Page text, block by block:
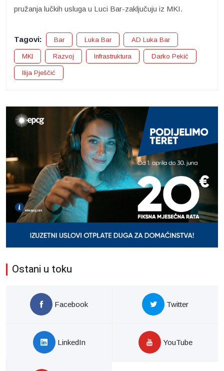
pružanja lučkih usluga u Luci Bar-zaključuju iz MKI.
Tagovi: Bar Luka Bar AD Luka Bar
MKI Razvoj Infrastruktura Darko Pekić
Ilija Pješčić
Ostani u toku
Facebook Twitter
LinkedIn YouTube